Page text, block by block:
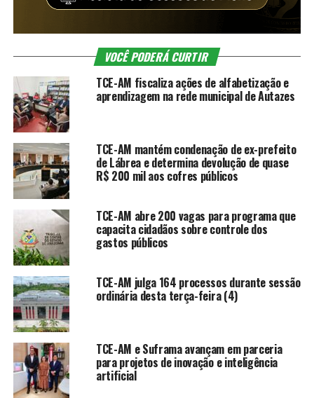
VOCÊ PODERÁ CURTIR
TCE-AM fiscaliza ações de alfabetização e
aprendizagem na rede municipal de Autazes
TCE-AM mantém condenação de ex-prefeito
de Lábrea e determina devolução de quase
R$ 200 mil aos cofres públicos
TCE-AM abre 200 vagas para programa que
capacita cidadãos sobre controle dos
gastos públicos
TCE-AM julga 164 processos durante sessão
ordinária desta terça-feira (4)
TCE-AM e Suframa avançam em parceria
para projetos de inovação e inteligência
artificial